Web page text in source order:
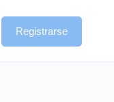
Registrarse